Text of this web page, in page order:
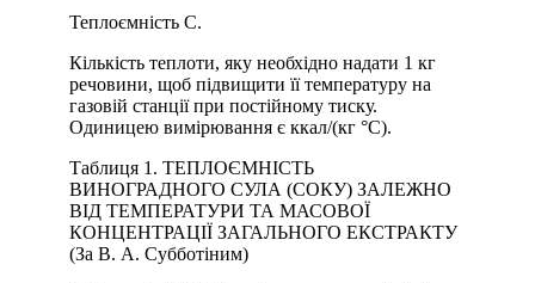
Теплоємність С.
Кількість теплоти, яку необхідно надати 1 кг
речовини, щоб підвищити її температуру на
газовій станції при постійному тиску.
Одиницею вимірювання є ккал/(кг °C).
Таблиця 1. ТЕПЛОЄМНІСТЬ
ВИНОГРАДНОГО СУЛА (СОКУ) ЗАЛЕЖНО
ВІД ТЕМПЕРАТУРИ ТА МАСОВОЇ
КОНЦЕНТРАЦІЇ ЗАГАЛЬНОГО ЕКСТРАКТУ
(За В. А. Субботіним)